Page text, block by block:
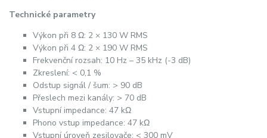
Technické parametry
Výkon při 8 Ω: 2 × 130 W RMS
Výkon při 4 Ω: 2 × 190 W RMS
Frekvenční rozsah: 10 Hz – 35 kHz (-3 dB)
Zkreslení: < 0,1 %
Odstup signál / šum: > 90 dB
Přeslech mezi kanály: > 70 dB
Vstupní impedance: 47 kΩ
Phono vstup impedance: 47 kΩ
Vstupní úroveň zesilovače: < 300 mV